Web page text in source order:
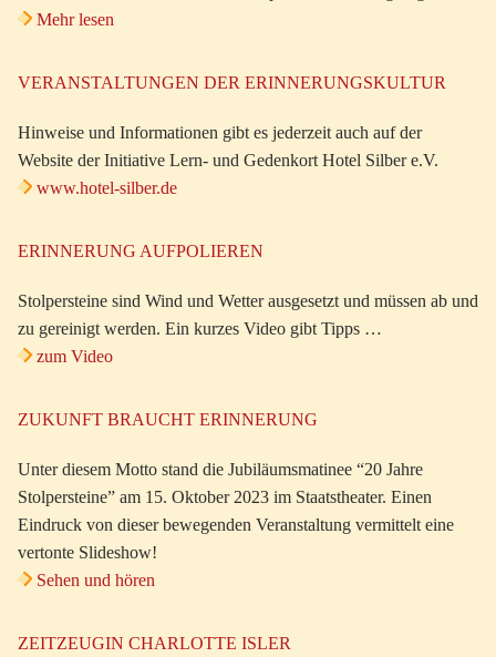
Mehr lesen
VERANSTALTUNGEN DER ERINNERUNGSKULTUR
Hinweise und Informationen gibt es jederzeit auch auf der
Website der Initiative Lern- und Gedenkort Hotel Silber e.V.
www.hotel-silber.de
ERINNERUNG AUFPOLIEREN
Stolpersteine sind Wind und Wetter ausgesetzt und müssen ab und
zu gereinigt werden. Ein kurzes Video gibt Tipps …
zum Video
ZUKUNFT BRAUCHT ERINNERUNG
Unter diesem Motto stand die Jubiläumsmatinee “20 Jahre
Stolpersteine” am 15. Oktober 2023 im Staatstheater. Einen
Eindruck von dieser bewegenden Veranstaltung vermittelt eine
vertonte Slideshow!
Sehen und hören
ZEITZEUGIN CHARLOTTE ISLER